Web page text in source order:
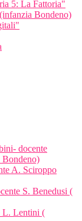
5: La Fattoria"
Bondeno)
docente
A. Sciroppo
S. Benedusi (
L. Lentini (